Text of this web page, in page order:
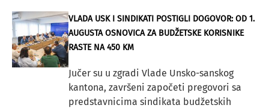
VLADA USK I SINDIKATI POSTIGLI DOGOVOR: OD 1.
AUGUSTA OSNOVICA ZA BUDŽETSKE KORISNIKE
RASTE NA 450 KM
Jučer su u zgradi Vlade Unsko-sanskog
kantona, završeni započeti pregovori sa
predstavnicima sindikata budžetskih